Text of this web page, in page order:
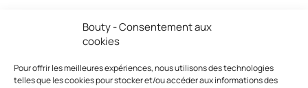
Bouty - Consentement aux
cookies
Pour offrir les meilleures expériences, nous utilisons des technologies
telles que les cookies pour stocker et/ou accéder aux informations des
Bouty fait partie de la famille